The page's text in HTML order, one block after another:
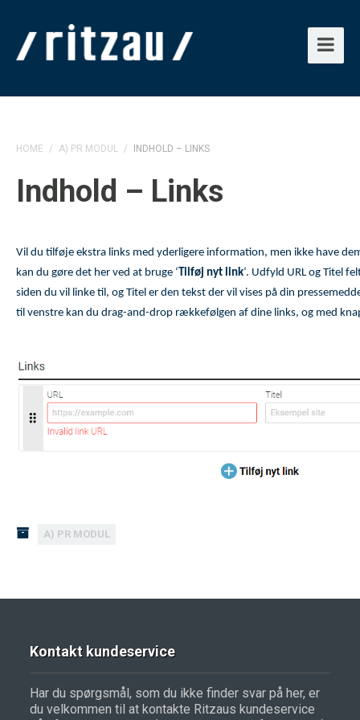
HOME / A) PR MODUL / INDHOLD – LINKS
Indhold – Links
Vil du tilføje ekstra links med yderligere information, men ikke have
kan du gøre det her ved at bruge ‘ Tilføj nyt link‘. Udfyld URL og Titel
siden du vil linke til, og Titel er den tekst der vil vises på din
til venstre kan du drag-and-drop rækkefølgen af dine links, og med
A) PR MODUL
Kontakt kundeservice
Har du spørgsmål, som du ikke finder svar på her, er
du velkommen til at kontakte Ritzaus kundeservice